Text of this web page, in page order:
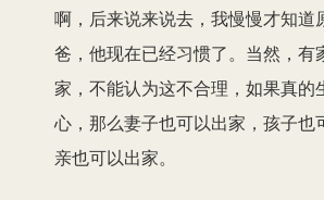
啊，后来说来说去，我慢慢才知道
爸，他现在已经习惯了。当然，有
家，不能认为这不合理，如果真的
心，那么妻子也可以出家，孩子也
亲也可以出家。